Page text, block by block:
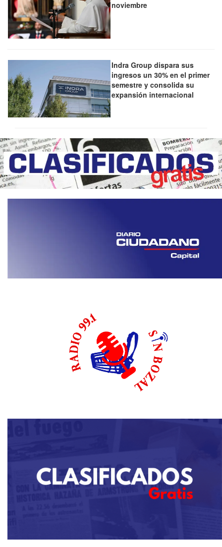
noviembre
Indra Group dispara sus
ingresos un 30% en el primer
semestre y consolida su
expansión internacional